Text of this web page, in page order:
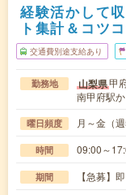
経験活かして
ト集計＆コツ
交通費別途支給あり
勤務地 山梨県甲
南甲府駅
曜日頻度 月～金（
時間 09:00～
期間 【急募】